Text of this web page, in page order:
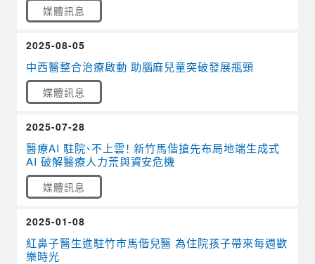
媒體訊息
中西醫整合治療啟動 助腦麻兒童突破發展瓶頸
媒體訊息
2025-08-05
醫療AI 駐院、不上雲！ 新竹馬偕搶先布局地端生成式
AI 破解醫療人力荒與資安危機
媒體訊息
2025-07-28
紅鼻子醫生進駐竹市馬偕兒醫 為住院孩子帶來每週歡
樂時光
2025-01-08